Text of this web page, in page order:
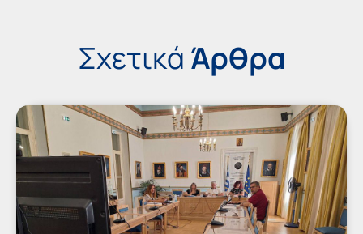
Σχετικά Άρθρα